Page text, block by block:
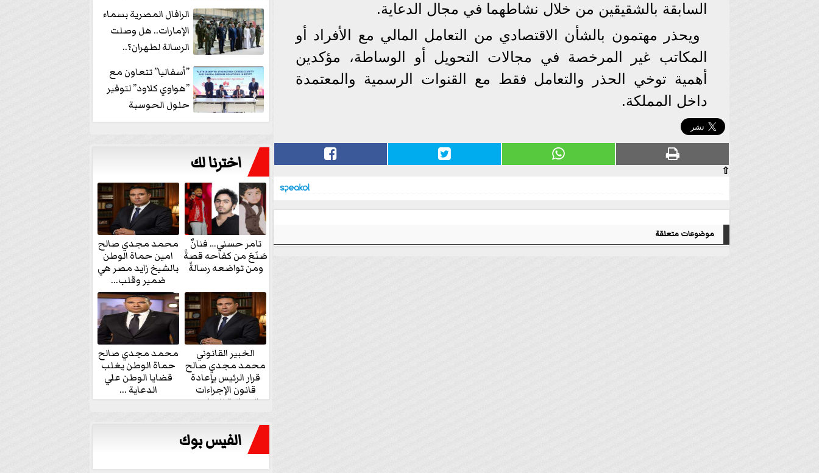
السابقة بالشقيقين من خلال نشاطهما في مجال الدعاية.
ويحذر مهتمون بالشأن الاقتصادي من التعامل المالي مع الأفراد أو
المكاتب غير المرخصة في مجالات التحويل أو الوساطة، مؤكدين
أهمية توخي الحذر والتعامل فقط مع القنوات الرسمية والمعتمدة
داخل المملكة.
⇧
موضوعات متعلقة
الرافال المصرية بسماء
الإمارات.. هل وصلت
الرسالة لطهران؟..
”ماعت جروب” تُجيب؟
|...
”أسفاليا” تتعاون مع
”هواوي كلاود” لتوفير
حلول الحوسبة
السحابية والأمن
اخترنا لك
تامر حسني… فنانٌ
صَنَعَ من كفاحه قصةً
ومن تواضعه رسالةً
محمد مجدي صالح
امين حماة الوطن
بالشيخ زايد مصر هي
ضمير وقلب...
الخبير القانوني
محمد مجدي صالح
قرار الرئيس بإعادة
قانون الإجراءات
الجنائية للنواب...
محمد مجدي صالح
حماة الوطن يغلب
قضايا الوطن علي
الدعاية ...
الفيس بوك